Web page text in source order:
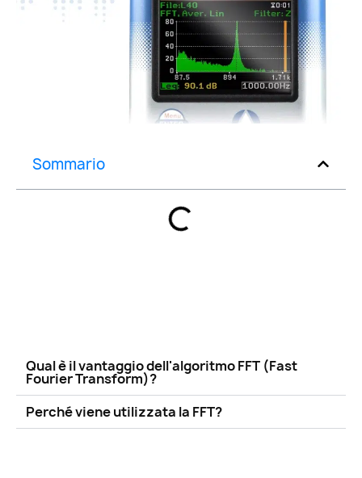
Sommario
Qual è il vantaggio dell'algoritmo FFT (Fast
Fourier Transform)?
Perché viene utilizzata la FFT?